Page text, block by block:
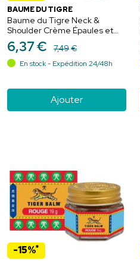
BAUME DU TIGRE
Baume du Tigre Neck &
Shoulder Crème Épaules et
Nuque - 50g
6,37€ 7,49€
En stock - Expédition 24/48h
Ajouter
-15%*